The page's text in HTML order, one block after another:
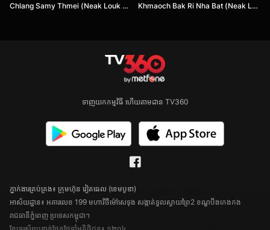
Chlang Samy Thmei (Neak Louk Ep 57) Khmaoch Bak Ri Nha Bat (Neak Louk Ep 56)
ទាញយកកម្មវិធី ហើយតាមដាន TV360
ភ្នាក់ងារគ្រប់គ្រង៖ ក្រុមហ៊ុន វៀតធេល (ខេមបូឌា)
អាស័យដ្ឋាន៖ អគារលេខ 199 មហាវិថីម៉ៅសេទុង សង្កាត់ទួលស្វាយព្រៃ2 ខណ្ឌបឹងកេងកង
រាជធានីភ្នំពេញ ប្រទេសកម្ពុជា។